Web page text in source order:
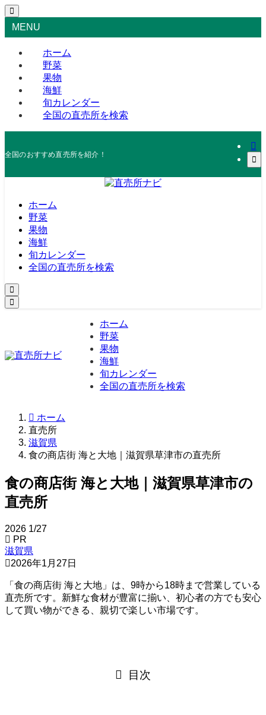
MENU
ホーム
野菜
果物
海鮮
旬カレンダー
全国の直売所を検索
全国のおすすめ直売所を紹介！
ホーム
野菜
果物
海鮮
旬カレンダー
全国の直売所を検索
ホーム
野菜
果物
海鮮
旬カレンダー
全国の直売所を検索
ホーム
直売所
滋賀県
食の商店街 海と大地｜滋賀県草津市の直売所
食の商店街 海と大地｜滋賀県草津市の
直売所
2026 1/27
PR
滋賀県
2026年1月27日
「食の商店街 海と大地」は、9時から18時まで営業している
直売所です。新鮮な食材が豊富に揃い、初心者の方でも安心
して買い物ができる、親切で楽しい市場です。
目次